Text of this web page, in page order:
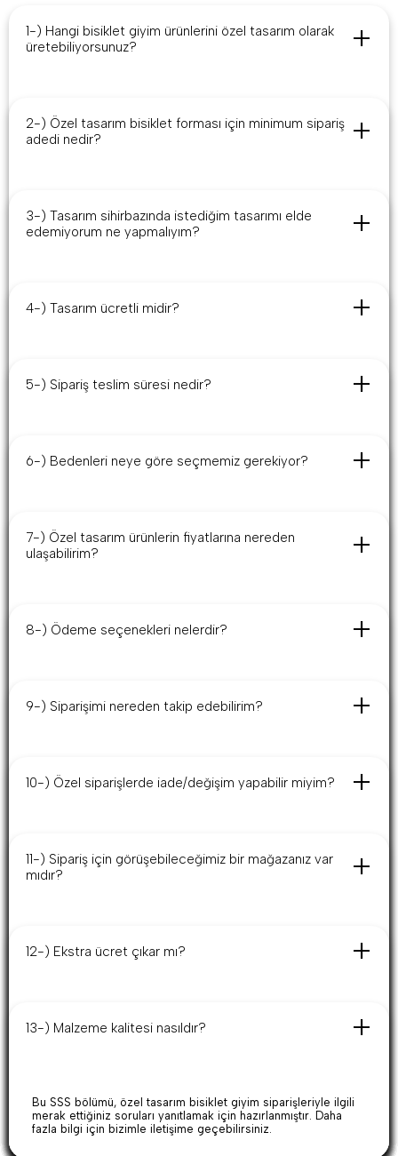
1-) Hangi bisiklet giyim ürünlerini özel tasarım olarak
üretebiliyorsunuz?
tasarım siparişler alıyoruz. Özel bir isteğiniz varsa lütfen bizimle
2-) Özel tasarım bisiklet forması için minimum sipariş
adedi nedir?
3-) Tasarım sihirbazında istediğim tasarımı elde
edemiyorum ne yapmalıyım?
geçin, sizlere yardımcı olalım.
4-) Tasarım ücretli midir?
ücretsizdir. Sipariş vereceğiniz durumda sizlere ileteceğimiz ilk
tasarım ücretsizdir. Revizeleriniz için ödeme tamamlanmalıdır.
5-) Sipariş teslim süresi nedir?
6-) Bedenleri neye göre seçmemiz gerekiyor?
7-) Özel tasarım ürünlerin fiyatlarına nereden
ulaşabilirim?
8-) Ödeme seçenekleri nelerdir?
9-) Siparişimi nereden takip edebilirim?
10-) Özel siparişlerde iade/değişim yapabilir miyim?
11-) Sipariş için görüşebileceğimiz bir mağazanız var
mıdır?
12-) Ekstra ücret çıkar mı?
13-) Malzeme kalitesi nasıldır?
Bu SSS bölümü, özel tasarım bisiklet giyim siparişleriyle ilgili
merak ettiğiniz soruları yanıtlamak için hazırlanmıştır. Daha
fazla bilgi için bizimle iletişime geçebilirsiniz.